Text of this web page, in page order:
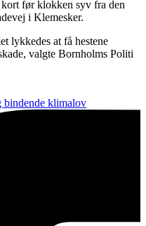
før klokken syv fra den
i Klemesker.
lykkedes at få hestene
valgte Bornholms Politi
bindende klimalov